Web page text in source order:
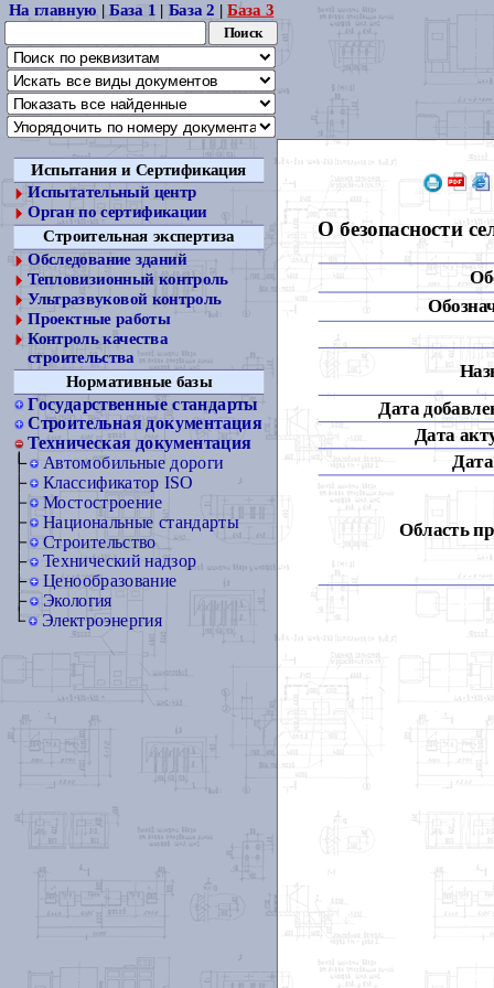
На главную |База 1 | База 2 |База 3
Испытания и Сертификация
Испытательный центр
Орган по сертификации
Строительная экспертиза
Обследование зданий
Тепловизионный контроль
Ультразвуковой контроль
Проектные работы
Контроль качества
строительства
Нормативные базы
Государственные стандарты
Строительная документация
Техническая документация
Автомобильные дороги
Классификатор ISO
Мостостроение
Национальные стандарты
Строительство
Технический надзор
Ценообразование
Экология
Электроэнергия
О безопасности
Дата
Дата
Область